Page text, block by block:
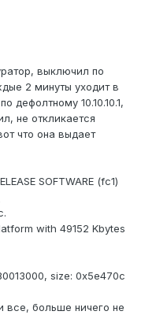
выключил по
2 минуты уходит в
дефолтному 10.10.10.1,
не откликается
что она выдает
SOFTWARE (fc1)
with 49152 Kbytes
size: 0x5e470c
все, больше ничего не